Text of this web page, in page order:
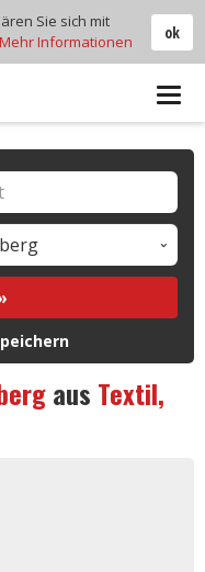
aus Textil,
ok
Sie sich mit
Mehr Informationen